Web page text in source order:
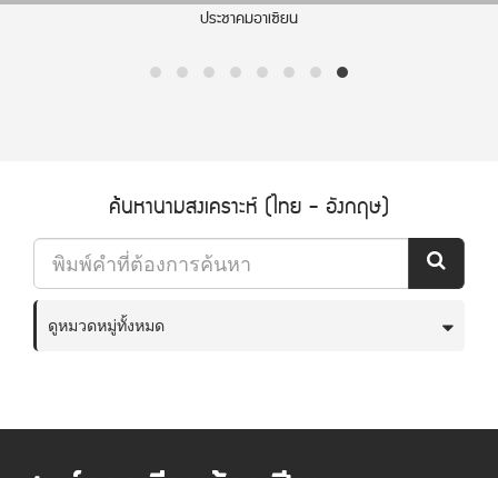
อาเซียนอินโฟกราฟฟิก
ค้นหานามสงเคราะห์ (ไทย - อังกฤษ)
ดูหมวดหมู่ทั้งหมด